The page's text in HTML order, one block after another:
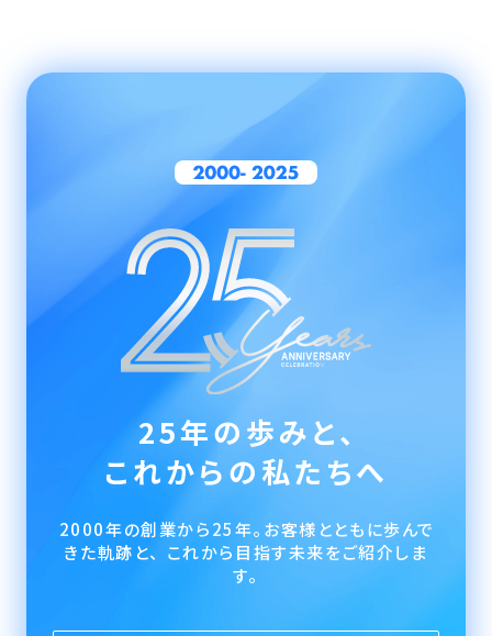
25年の歩みと、
これからの私たちへ
2000年の創業から25年。お客様とともに歩んで
きた軌跡と、 これから目指す未来をご紹介しま
す。